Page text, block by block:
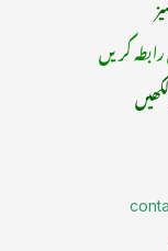
کریں